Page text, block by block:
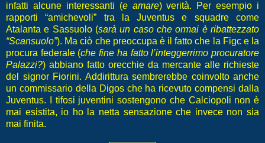
infatti alcune interessanti (e amare) verità. Per esempio i
rapporti “amichevoli” tra la Juventus e squadre come
Atalanta e Sassuolo (sarà un caso che ormai è ribattezzato
“Scansuolo”). Ma ciò che preoccupa è il fatto che la Figc e la
procura federale (che fine ha fatto l’integgerrimo procuratore
Palazzi?) abbiano fatto orecchie da mercante alle richieste
del signor Fiorini. Addirittura sembrerebbe coinvolto anche
un commissario della Digos che ha ricevuto compensi dalla
Juventus. I tifosi juventini sostengono che Calciopoli non è
mai esistita, io ho la netta sensazione che invece non sia
mai finita.